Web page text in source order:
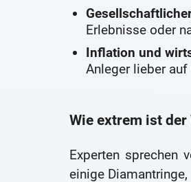
Erlebnisse oder
Inflation und
Anleger lieber
Wie extrem ist
Experten sprechen
einige